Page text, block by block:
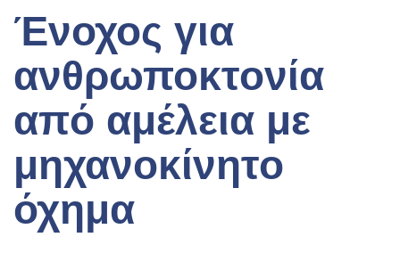
Ένοχος για
ανθρωποκτονία
από αμέλεια με
μηχανοκίνητο
όχημα